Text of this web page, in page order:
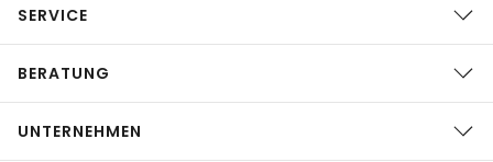
SERVICE
BERATUNG
UNTERNEHMEN